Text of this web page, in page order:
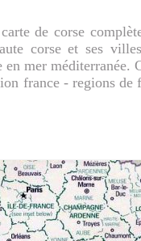
de corse
corse et ses
mer méditerranée.
france - regions de